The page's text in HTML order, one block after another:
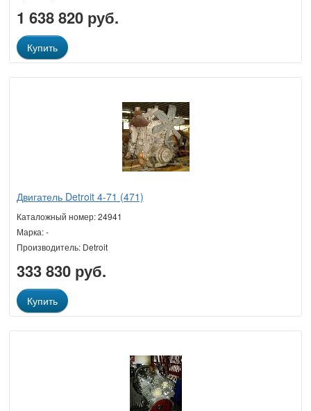
1 638 820 руб.
Купить
Двигатель Detroit 4-71 (471)
Каталожный номер: 24941
Марка: -
Производитель: Detroit
333 830 руб.
Купить